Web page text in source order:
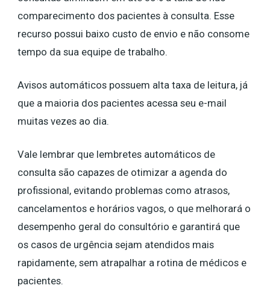
comparecimento dos pacientes à consulta. Esse
recurso possui baixo custo de envio e não consome
tempo da sua equipe de trabalho.
Avisos automáticos possuem alta taxa de leitura, já
que a maioria dos pacientes acessa seu e-mail
muitas vezes ao dia.
Vale lembrar que lembretes automáticos de
consulta são capazes de otimizar a agenda do
profissional, evitando problemas como atrasos,
cancelamentos e horários vagos, o que melhorará o
desempenho geral do consultório e garantirá que
os casos de urgência sejam atendidos mais
rapidamente, sem atrapalhar a rotina de médicos e
pacientes.